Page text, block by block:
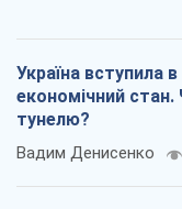
Україна вступила
економічний стан.
тунелю?
Вадим Денисенко